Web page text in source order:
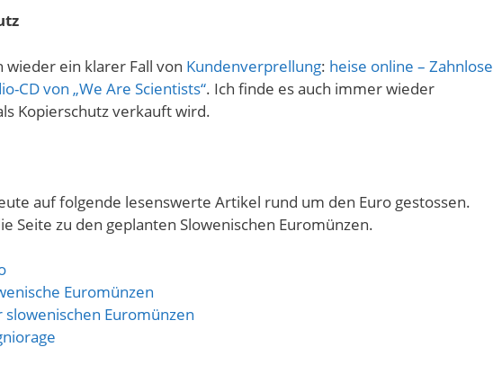
wieder ein klarer Fall von Kundenverprellung: heise online – Zahnlose
CD von „We Are Scientists“. Ich finde es auch immer wieder
Kopierschutz verkauft wird.
auf folgende lesenswerte Artikel rund um den Euro gestossen.
Seite zu den geplanten Slowenischen Euromünzen.
Euromünzen
slowenischen Euromünzen